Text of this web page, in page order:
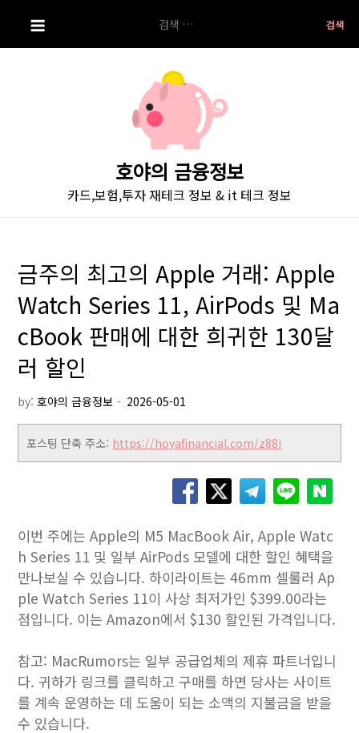
i
색:
호야의 금융정보
카드,보험,투자 재테크 정보 & it 테크 정보
금주의 최고의 Apple 거래: Apple
Watch Series 11, AirPods 및 Ma
cBook 판매에 대한 희귀한 130달
러 할인
by:호야의 금융정보
포스팅 단축 주소: https://hoyafinancial.com/z88i
이번 주에는 Apple의 M5 MacBook Air, Apple Watc
h Series 11 및 일부 AirPods 모델에 대한 할인 혜택을
만나보실 수 있습니다. 하이라이트는 46mm 셀룰러 Ap
ple Watch Series 11이 사상 최저가인 $399.00라는
점입니다. 이는 Amazon에서 $130 할인된 가격입니다.
참고: MacRumors는 일부 공급업체의 제휴 파트너입니
다. 귀하가 링크를 클릭하고 구매를 하면 당사는 사이트
를 계속 운영하는 데 도움이 되는 소액의 지불금을 받을
수 있습니다.